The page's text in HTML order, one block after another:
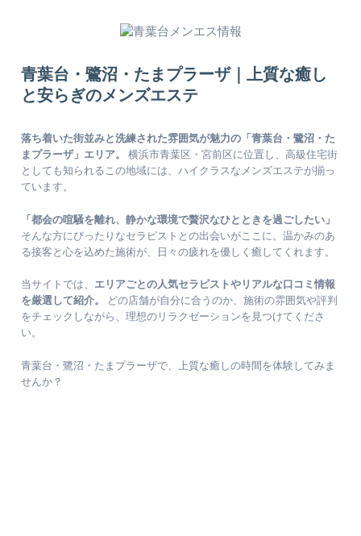
青葉台・鷺沼・たまプラーザ｜上質な癒し
と安らぎのメンズエステ
落ち着いた街並みと洗練された雰囲気が魅力の「青葉台・鷺沼・た
まプラーザ」エリア。
横浜市青葉区・宮前区に位置し、高級住宅街
としても知られるこの地域には、ハイクラスなメンズエステが揃っ
ています。
「都会の喧騒を離れ、静かな環境で贅沢なひとときを過ごしたい」
そんな方にぴったりなセラピストとの出会いがここに。温かみのあ
る接客と心を込めた施術が、日々の疲れを優しく癒してくれます。
当サイトでは、 エリアごとの人気セラピストやリアルな口コミ情報
を厳選して紹介。
どの店舗が自分に合うのか、施術の雰囲気や評判
をチェックしながら、理想のリラクゼーションを見つけてくださ
い。
青葉台・鷺沼・たまプラーザで、上質な癒しの時間を体験してみま
せんか？